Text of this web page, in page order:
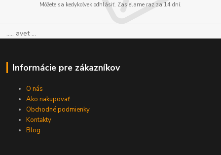
Môžete sa kedykoľvek odhlásiť. Zasielame raz za 14 dní.
..... avet ...
Informácie pre zákazníkov
O nás
Ako nakupovať
Obchodné podmienky
Kontakty
Blog